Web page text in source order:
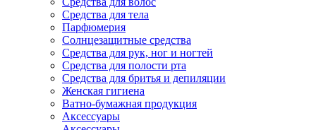
Средства для тела
Парфюмерия
Солнцезащитные средства
Средства для рук, ног и ногтей
Средства для полости рта
Средства для бритья и депиляции
Женская гигиена
Ватно-бумажная продукция
Аксессуары